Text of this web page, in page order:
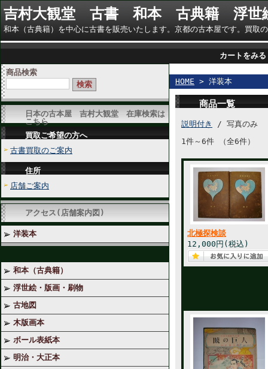
吉村大観堂 古書 和本 古典籍 浮世
和本（古典籍）を中心に古書を販売いたします。京都の古本屋です。
カートをみる
商品検索
日本の古本屋 吉村大観堂 在庫検索は
こちら
買取ご希望の方へ
古書買取のご案内
住所
店舗ご案内
アクセス(店舗案内図)
洋装本
和本（古典籍）
浮世絵・版画・刷物
古地図
木版画本
ボール表紙本
明治・大正本
HOME > 洋装本
商品一覧
説明付き
/ 写真のみ
1件～6件 （全6件）
北極探検談
12,000円(税込)